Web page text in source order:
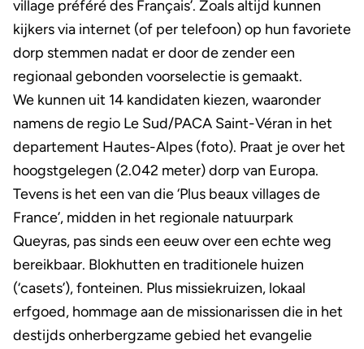
village préféré des Français’. Zoals altijd kunnen
kijkers via internet (of per telefoon) op hun favoriete
dorp stemmen nadat er door de zender een
regionaal gebonden voorselectie is gemaakt.
We kunnen uit 14 kandidaten kiezen, waaronder
namens de regio Le Sud/PACA Saint-Véran in het
departement Hautes-Alpes (foto). Praat je over het
hoogstgelegen (2.042 meter) dorp van Europa.
Tevens is het een van die ‘Plus beaux villages de
France’, midden in het regionale natuurpark
Queyras, pas sinds een eeuw over een echte weg
bereikbaar. Blokhutten en traditionele huizen
(‘casets’), fonteinen. Plus missiekruizen, lokaal
erfgoed, hommage aan de missionarissen die in het
destijds onherbergzame gebied het evangelie